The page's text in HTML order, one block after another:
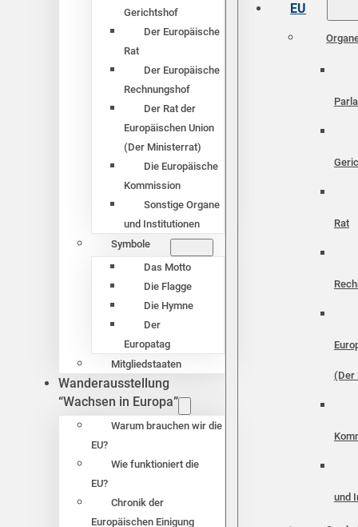
Gerichtshof
Der Europäische
Rat
Der Europäische
Rechnungshof
Der Rat der
Europäischen Union
(Der Ministerrat)
Die Europäische
Kommission
Sonstige Organe
und Institutionen
Symbole
Das Motto
Die Flagge
Die Hymne
Der
Europatag
Mitgliedstaaten
Wanderausstellung
“Wachsen in Europa”
Warum brauchen wir die
EU?
Wie funktioniert die
EU?
Chronik der
Europäischen Einigung
EU
Rat
(Der
und